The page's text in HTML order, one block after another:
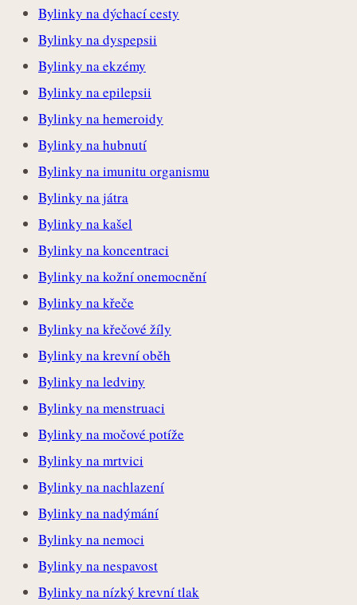
Bylinky na dýchací cesty
Bylinky na dyspepsii
Bylinky na ekzémy
Bylinky na epilepsii
Bylinky na hemeroidy
Bylinky na hubnutí
Bylinky na imunitu organismu
Bylinky na játra
Bylinky na kašel
Bylinky na koncentraci
Bylinky na kožní onemocnění
Bylinky na křeče
Bylinky na křečové žíly
Bylinky na krevní oběh
Bylinky na ledviny
Bylinky na menstruaci
Bylinky na močové potíže
Bylinky na mrtvici
Bylinky na nachlazení
Bylinky na nadýmání
Bylinky na nemoci
Bylinky na nespavost
Bylinky na nízký krevní tlak